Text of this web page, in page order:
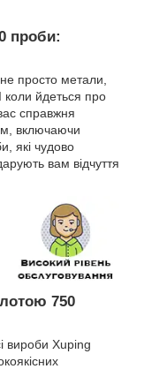
проби:
просто метали,
коли йдеться про
справжня
включаючи
які чудово
вам відчуття
750
вироби Xuping